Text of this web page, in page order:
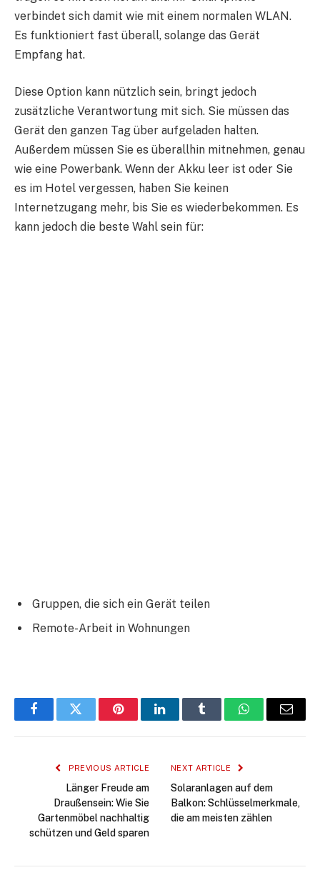
verbindet sich damit wie mit einem normalen WLAN.
Es funktioniert fast überall, solange das Gerät
Empfang hat.
Diese Option kann nützlich sein, bringt jedoch
zusätzliche Verantwortung mit sich. Sie müssen das
Gerät den ganzen Tag über aufgeladen halten.
Außerdem müssen Sie es überallhin mitnehmen, genau
wie eine Powerbank. Wenn der Akku leer ist oder Sie
es im Hotel vergessen, haben Sie keinen
Internetzugang mehr, bis Sie es wiederbekommen. Es
kann jedoch die beste Wahl sein für:
Gruppen, die sich ein Gerät teilen
Remote-Arbeit in Wohnungen
FacebookTwitter PinterestLinkedInTumblr WhatsAppEmail
PREVIOUS ARTICLE
Länger Freude am
Draußensein: Wie Sie
Gartenmöbel nachhaltig
schützen und Geld sparen
NEXT ARTICLE
Solaranlagen auf dem
Balkon: Schlüsselmerkmale,
die am meisten zählen